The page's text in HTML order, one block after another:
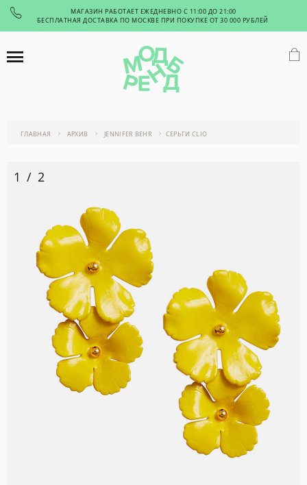
МАГАЗИН РАБОТАЕТ ЕЖЕДНЕВНО С 11:00 ДО 21:00
БЕСПЛАТНАЯ ДОСТАВКА ПО МОСКВЕ ПРИ ПОКУПКЕ ОТ 30 000 РУБЛЕЙ
ГЛАВНАЯ АРХИВ JENNIFER BEHR СЕРЬГИ CLIO
1 / 2